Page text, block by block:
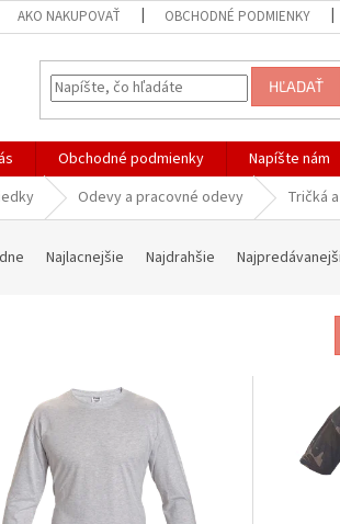
AKO NAKUPOVAŤ OBCHODNÉ PODMIENKY
HĽADAŤ
Obchodné podmienky Napíšte nám
Odevy a pracovné odevy Tričká
Najlacnejšie Najdrahšie